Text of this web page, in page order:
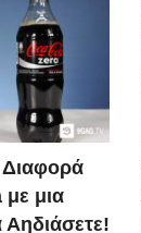
Διαφορά
μια